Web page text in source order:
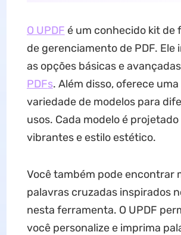
O UPDF é um conhecido kit de
de gerenciamento de PDF. Ele
as opções básicas e
PDFs. Além disso, oferece
variedade de modelos para
usos. Cada modelo é
vibrantes e estilo estético.
Você também pode encontrar
palavras cruzadas inspirados
nesta ferramenta. O UPDF
você personalize e imprima